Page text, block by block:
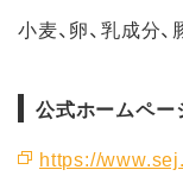
小麦、卵、乳成分
公式ホームペー
https://